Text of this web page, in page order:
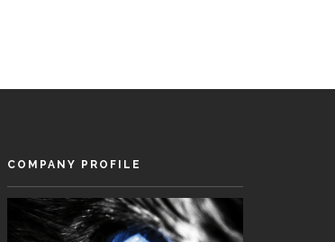
COMPANY PROFILE